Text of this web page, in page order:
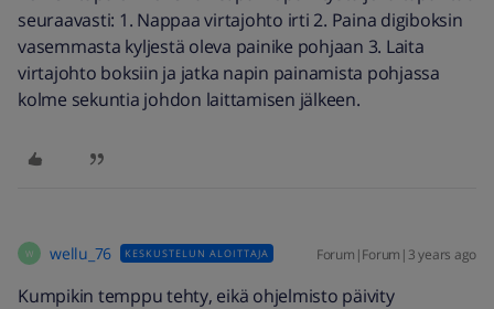
seuraavasti: 1. Nappaa virtajohto irti 2. Paina digiboksin
vasemmasta kyljestä oleva painike pohjaan 3. Laita
virtajohto boksiin ja jatka napin painamista pohjassa
kolme sekuntia johdon laittamisen jälkeen.
W wellu_76 KESKUSTELUN ALOITTAJA Forum|Forum|3 years ago
Kumpikin temppu tehty, eikä ohjelmisto päivity